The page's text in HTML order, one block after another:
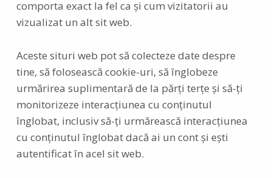
comporta exact la fel ca și cum vizitatorii au
vizualizat un alt sit web.
Aceste situri web pot să colecteze date despre
tine, să folosească cookie-uri, să înglobeze
urmărirea suplimentară de la părți terțe și să-ți
monitorizeze interacțiunea cu conținutul
înglobat, inclusiv să-ți urmărească interacțiunea
cu conținutul înglobat dacă ai un cont și ești
autentificat în acel sit web.